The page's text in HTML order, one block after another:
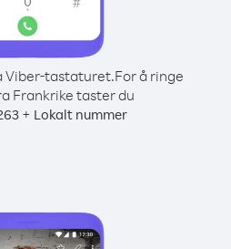
Viber-tastaturet.For å ringe
Frankrike taster du
+ Lokalt nummer